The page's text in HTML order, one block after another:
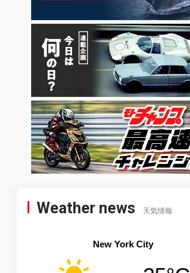
Weather news 天気情報
New York City